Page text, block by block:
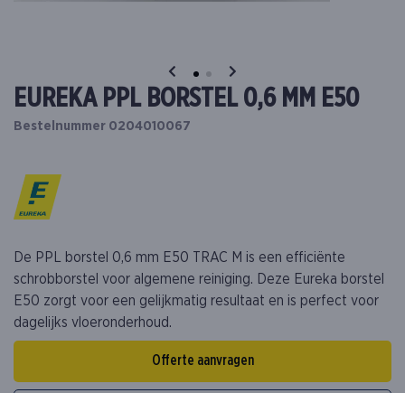
EUREKA PPL BORSTEL 0,6 MM E50
Bestelnummer 0204010067
De PPL borstel 0,6 mm E50 TRAC M is een efficiënte
schrobborstel voor algemene reiniging. Deze Eureka borstel
E50 zorgt voor een gelijkmatig resultaat en is perfect voor
dagelijks vloeronderhoud.
Offerte aanvragen